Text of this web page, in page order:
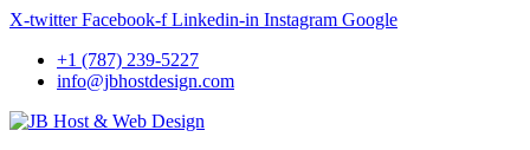
X-twitter Facebook-f Linkedin-in Instagram Google
+1 (787) 239-5227
info@jbhostdesign.com